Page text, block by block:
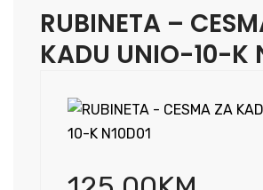
RUBINETA –
KADU UNIO-10-K